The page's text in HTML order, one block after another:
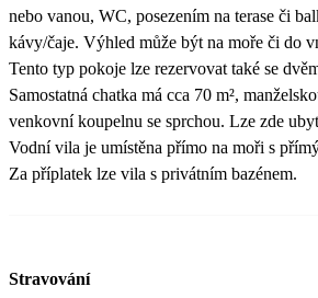
nebo vanou, WC, posezením na terase či
kávy/čaje. Výhled může být na moře či do
Tento typ pokoje lze rezervovat také se
Samostatná chatka má cca 70 m²,
venkovní koupelnu se sprchou. Lze zde
Vodní vila je umístěna přímo na moři s
Za příplatek lze vila s privátním bazénem.
Stravování